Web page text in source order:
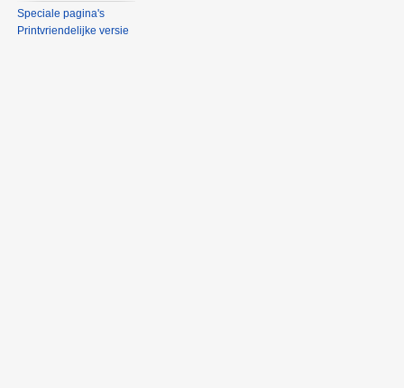
Speciale pagina's
Printvriendelijke versie